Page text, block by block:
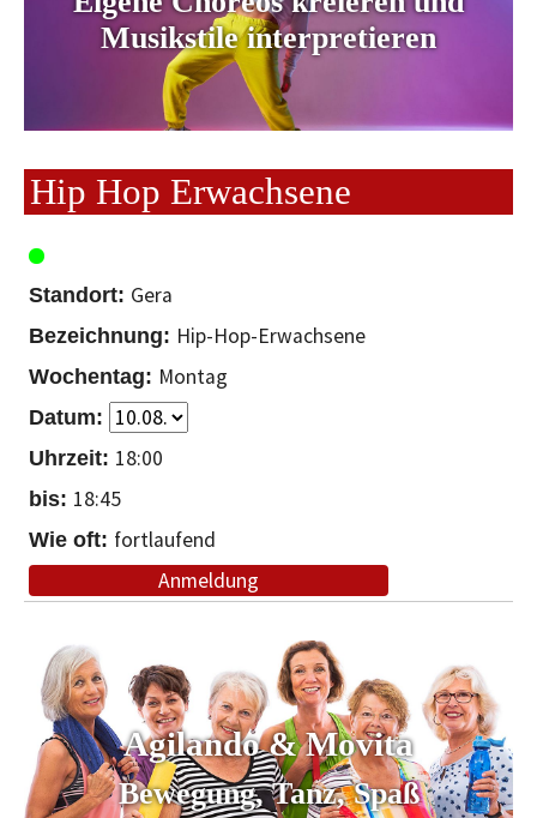
Musikstile interpretieren
Hip Hop Erwachsene
Gera
Hip-Hop-Erwachsene
Montag
18:00
18:45
fortlaufend
Anmeldung
Agilando & Movita
Bewegung, Tanz, Spaß